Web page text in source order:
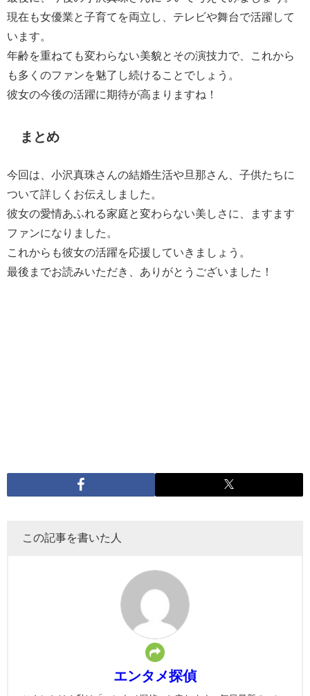
現在も女優業と子育てを両立し、テレビや舞台で活躍して
います。
年齢を重ねても変わらない美貌とその演技力で、これから
も多くのファンを魅了し続けることでしょう。
彼女の今後の活躍に期待が高まりますね！
まとめ
今回は、小沢真珠さんの結婚生活や旦那さん、子供たちに
ついて詳しくお伝えしました。
彼女の愛情あふれる家庭と変わらない美しさに、ますます
ファンになりました。
これからも彼女の活躍を応援していきましょう。
最後までお読みいただき、ありがとうございました！
この記事を書いた人
エンタメ探偵